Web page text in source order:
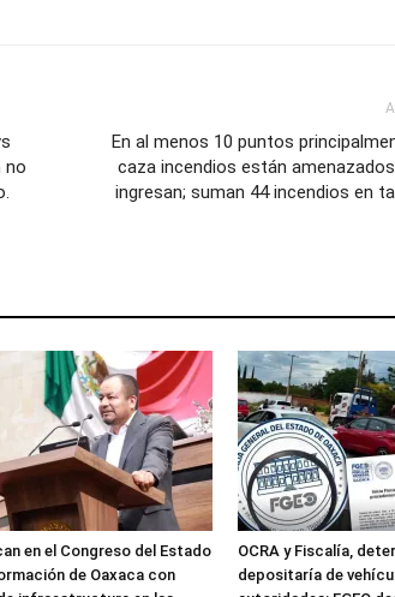
no
En al menos 10 puntos
caza incendios están
ingresan; suman 44 incendios en
en el Congreso del Estado
de Oaxaca con
OCRA y Fiscalía,
depositaría de